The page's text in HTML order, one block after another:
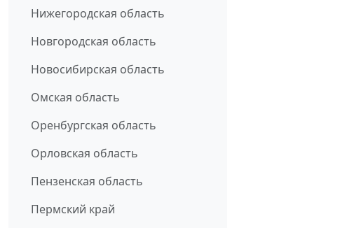
Нижегородская область
Новгородская область
Новосибирская область
Омская область
Оренбургская область
Орловская область
Пензенская область
Пермский край